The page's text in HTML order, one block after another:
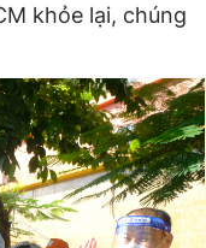
khỏe lại, chúng